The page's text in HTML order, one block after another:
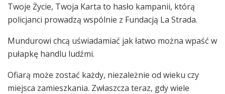
Twoje Życie, Twoja Karta to hasło kampanii, którą
policjanci prowadzą wspólnie z Fundacją La Strada.
Mundurowi chcą uświadamiać jak łatwo można wpaść w
pułapkę handlu ludźmi.
Ofiarą może zostać każdy, niezależnie od wieku czy
miejsca zamieszkania. Zwłaszcza teraz, gdy wiele